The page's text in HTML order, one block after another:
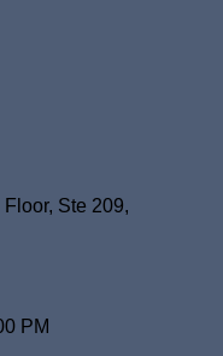
Ste 209,
PM